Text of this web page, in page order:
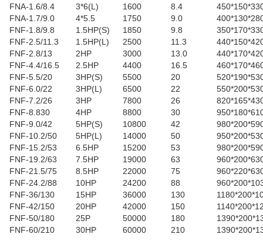
FNA-1.6/8.4
3*6(L) 1600 8.4
FNA-1.7/9.0
4*5.5 1750 9.0
FNF-1.8/9.8
1.5HP(S) 1850 9.8
FNF-2.5/11.3
1.5HP(L) 2500 11.3
FNF-2.8/13
2HP 3000 13.0
FNF-4.4/16.5
2.5HP 4400 16.5
FNF-5.5/20
3HP(S) 5500 20
FNF-6.0/22
3HP(L) 6500 22
FNF-7.2/26
3HP 7800 26
FNF-8.830
4HP 8800 30
FNF-9.0/42
5HP(S) 10800 42
FNF-10.2/50
5HP(L) 14000 50
FNF-15.2/53
6.5HP 15200 53
FNF-19.2/63
7.5HP 19000 63
FNF-21.5/75
8.5HP 22000 75
FNF-24.2/88
10HP 24200 88
FNF-36/130
15HP 36000 130
FNF-42/150
20HP 42000 150
FNF-50/180
25P 50000 180
FNF-60/210
30HP 60000 210